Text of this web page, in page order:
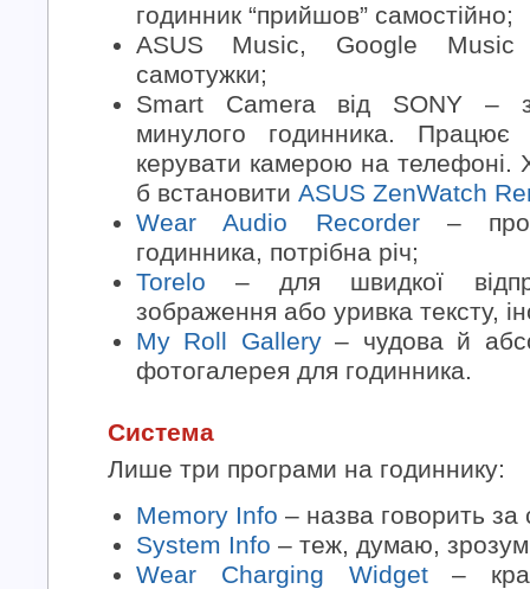
годинник “прийшов” самостійно;
ASUS Music, Google
самотужки;
Smart Camera від SONY –
минулого годинника.
керувати камерою на телефоні.
б встановити ASUS ZenWatch
Wear Audio Recorder–
годинника, потрібна річ;
Torelo – для швидкої
зображення або уривка тексту,
My Roll Gallery– чудова й
фотогалерея для годинника.
Система
Лише три програми на годиннику:
Memory Info – назва говорить за
System Info – теж, думаю,
Wear Charging Widget–